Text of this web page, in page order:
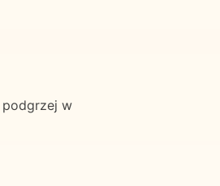
podgrzej w